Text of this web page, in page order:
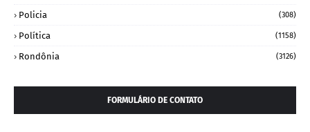
Policia (308)
Política (1158)
Rondônia (3126)
FORMULÁRIO DE CONTATO